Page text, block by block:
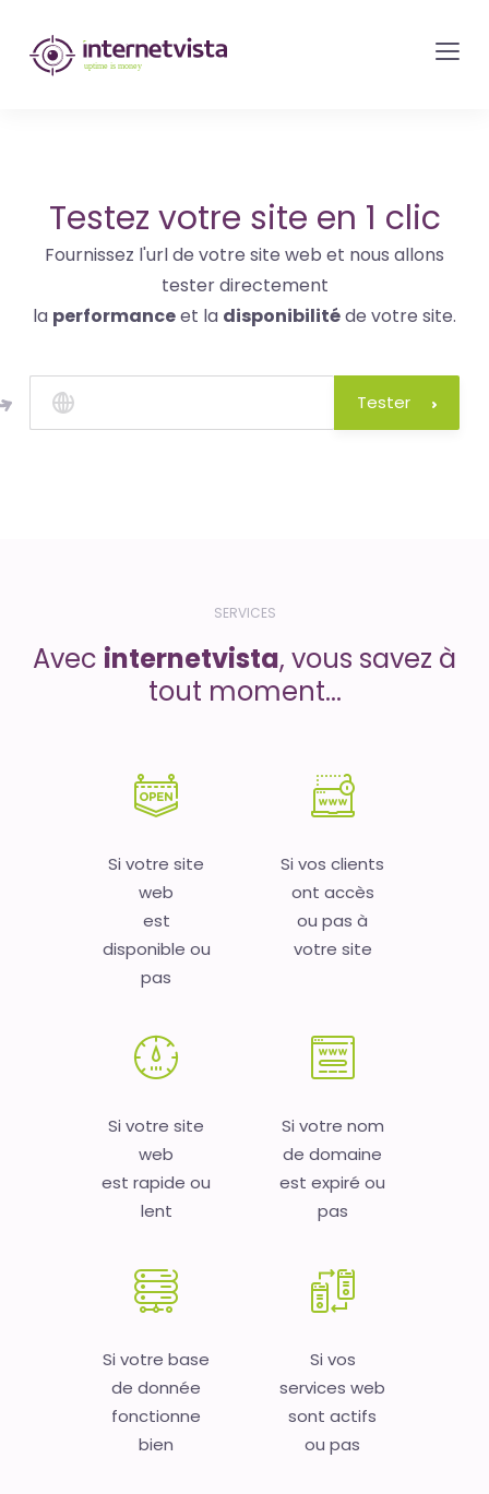
internetvista
monitoring
site
web
et
de
services
internet-
Uptime
is
Testez votre site en 1 clic
Fournissez l'url de votre site web et nous allons
tester directement
la performanceet la disponibilitéde votre site.
Tester
SERVICES
Avec internetvista, vous savez à
tout moment...
Si votre site
web
est
disponible ou
pas
Si vos clients
ont accès
ou pas à
votre site
Si votre site
web
est rapide ou
lent
Si votre nom
de domaine
est expiré ou
pas
Si votre base
de donnée
fonctionne
bien
Si vos
services web
sont actifs
ou pas